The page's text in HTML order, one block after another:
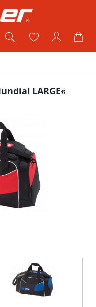
LARGE«